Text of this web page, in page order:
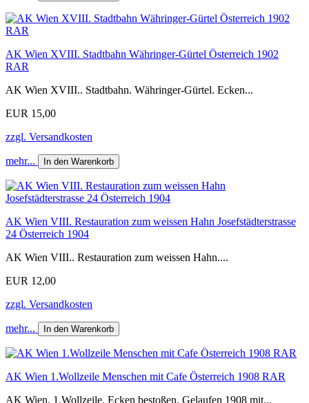
AK Wien XVIII. Stadtbahn Währinger-Gürtel Österreich 1902
RAR
AK Wien XVIII.. Stadtbahn. Währinger-Gürtel. Ecken...
EUR 15,00
zzgl. Versandkosten
mehr... In den Warenkorb
AK Wien VIII. Restauration zum weissen Hahn Josefstädterstrasse
24 Österreich 1904
AK Wien VIII.. Restauration zum weissen Hahn....
EUR 12,00
zzgl. Versandkosten
mehr... In den Warenkorb
AK Wien 1.Wollzeile Menschen mit Cafe Österreich 1908 RAR
AK Wien. 1.Wollzeile. Ecken bestoßen. Gelaufen 1908 mit...